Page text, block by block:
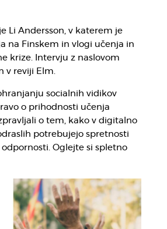
Li Andersson, v katerem je
na Finskem in vlogi učenja in
krize. Intervju z naslovom
v reviji Elm.
socialnih vidikov
o prihodnosti učenja
o tem, kako v digitalno
potrebujejo spretnosti
Oglejte si spletno